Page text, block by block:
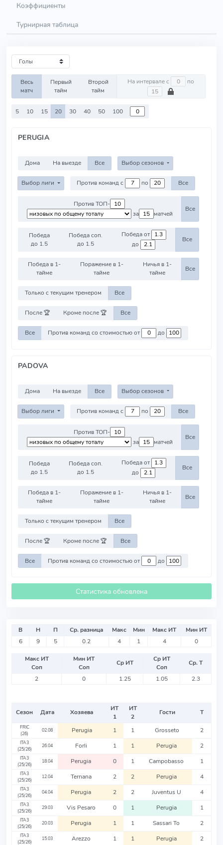
Коэффициенты
Турнирная таблица
Весь
матч
Первый
тайм
Второй
тайм
На интервале с по
5 10 15 20 30 40 50 100
PERUGIA
Дома На выезде Все Выбор сезонов
Выбор лиги Против команд с по Все
Против ТОП-
за
матчей
Все
Победа
до 1.5
Победа соп.
до 1.5
Победа от
до
Все
Победа в 1-
тайме
Поражение в 1-
тайме
Ничья в 1-
тайме
Все
Только с текущим тренером Все
После 🏆 Кроме после 🏆 Все
Все Против команд со стоимостью от до
PADOVA
Дома На выезде Все Выбор сезонов
Выбор лиги Против команд с по Все
Против ТОП-
за
матчей
Все
Победа
до 1.5
Победа соп.
до 1.5
Победа от
до
Все
Победа в 1-
тайме
Поражение в 1-
тайме
Ничья в 1-
тайме
Все
Только с текущим тренером Все
После 🏆 Кроме после 🏆 Все
Все Против команд со стоимостью от до
Статистика обновлена
В Н П Ср. разница Макс Мин Макс ИТ
Мин ИТ
6
9 5 0.2 4 1 4 0
Макс ИТ
Соп
Мин ИТ
Соп
Ср ИТ
Ср ИТ
Соп
Ср. Т
2
0 1.25 1.05 2.3
Сезон Дата Хозяева
ИТ
1
ИТ
2
Гости Т
FRIC
(26)
02.08 Perugia 1 1 Grosseto 2
ITA3
(25/26)
26.04 Forli 1 1 Perugia 2
ITA3
(25/26)
18.04 Perugia 0 1 Campobasso 1
ITA3
(25/26)
12.04 Ternana 2 2 Perugia 4
ITA3
(25/26)
04.04 Perugia 2 2 Juventus U 4
ITA3
(25/26)
29.03 Vis Pesaro 0 1 Perugia 1
ITA3
(25/26)
20.03 Perugia 1 1 Sassari To 2
ITA3
(25/26)
15.03 Arezzo 1 1 Perugia 2